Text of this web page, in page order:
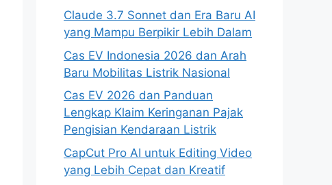
Claude 3.7 Sonnet dan Era Baru AI
yang Mampu Berpikir Lebih Dalam
Cas EV Indonesia 2026 dan Arah
Baru Mobilitas Listrik Nasional
Cas EV 2026 dan Panduan
Lengkap Klaim Keringanan Pajak
Pengisian Kendaraan Listrik
CapCut Pro AI untuk Editing Video
yang Lebih Cepat dan Kreatif